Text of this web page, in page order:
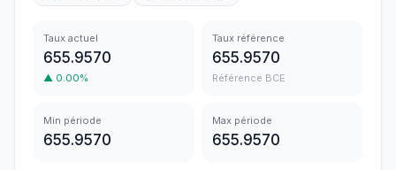
Taux actuel
655.9570
▲ 0.00%
Taux référence
655.9570
Référence BCE
Min période
655.9570
Max période
655.9570